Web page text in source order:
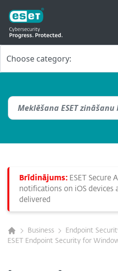
Brīdinājums: ESET Secure
notifications on iOS
delivered
Business
Endpoint
ESET Endpoint Security for